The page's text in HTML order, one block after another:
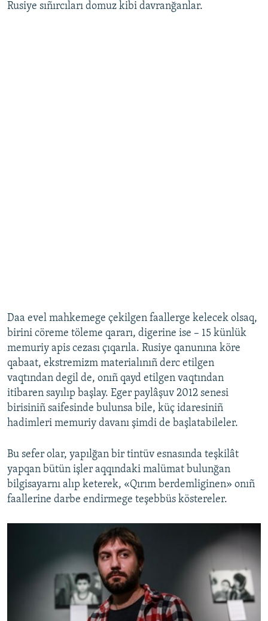
Rusiye sıñırcıları domuz kibi davranğanlar.
Daa evel mahkemege çekilgen faallerge kelecek olsaq,
birini cöreme töleme qararı, digerine ise – 15 künlük
memuriy apis cezası çıqarıla. Rusiye qanunına köre
qabaat, ekstremizm materialınıñ derc etilgen
vaqtından degil de, onıñ qayd etilgen vaqtından
itibaren sayılıp başlay. Eger paylâşuv 2012 senesi
birisiniñ saifesinde bulunsa bile, küç idaresiniñ
hadimleri memuriy davanı şimdi de başlatabileler.
Bu sefer olar, yapılğan bir tintüv esnasında teşkilât
yapqan bütün işler aqqındaki malümat bulunğan
bilgisayarnı alıp keterek, «Qırım berdemliginen» onıñ
faallerine darbe endirmege teşebbüs köstereler.